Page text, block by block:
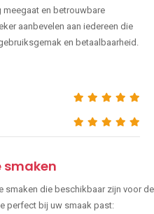
meegaat en betrouwbare
aanbevelen aan iedereen die
en betaalbaarheid.
smaken
smaken die beschikbaar zijn voor de
perfect bij uw smaak past: